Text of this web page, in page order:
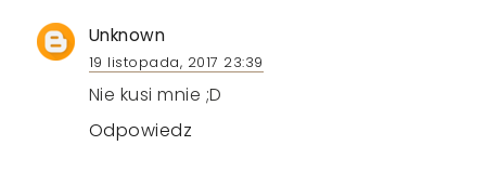
Unknown
19 listopada, 2017 23:39
Nie kusi mnie ;D
Odpowiedz